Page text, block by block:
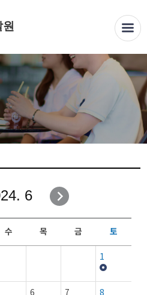
6
수 목 금 토
1